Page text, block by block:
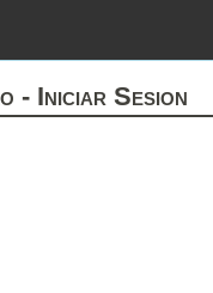
- Iniciar Sesion